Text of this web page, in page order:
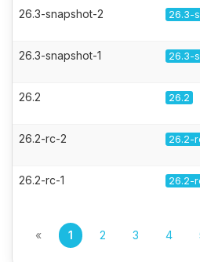
26.3-snapshot-2 26.3-
26.3-snapshot-1 26.3-
26.2 26.2
26.2-rc-2 26.2-
26.2-rc-1 26.2-
« 1 2 3 4